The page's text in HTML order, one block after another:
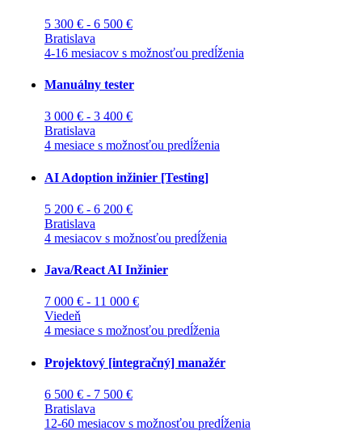
5 300 € - 6 500 €
Bratislava
4-16 mesiacov s možnosťou predĺženia
Manuálny tester
3 000 € - 3 400 €
Bratislava
4 mesiace s možnosťou predĺženia
AI Adoption inžinier [Testing]
5 200 € - 6 200 €
Bratislava
4 mesiacov s možnosťou predĺženia
Java/React AI Inžinier
7 000 € - 11 000 €
Viedeň
4 mesiace s možnosťou predĺženia
Projektový [integračný] manažér
6 500 € - 7 500 €
Bratislava
12-60 mesiacov s možnosťou predĺženia